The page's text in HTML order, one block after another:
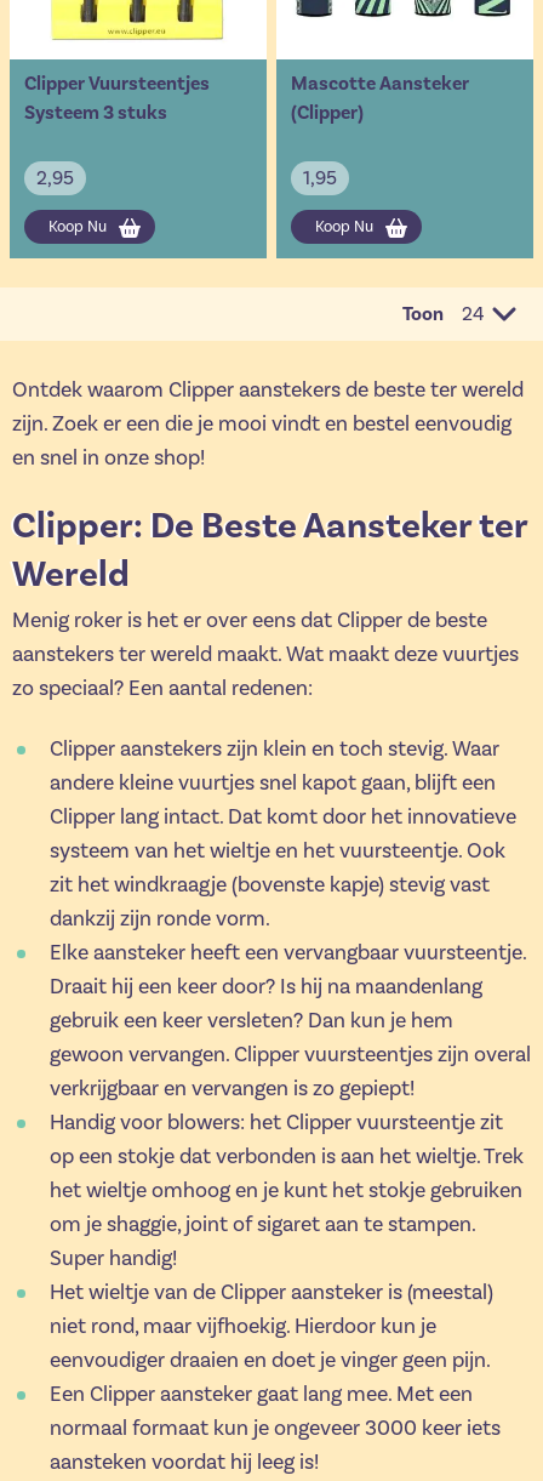
Clipper Vuursteentjes
Systeem 3 stuks
2,95
Koop Nu
Mascotte Aansteker
(Clipper)
1,95
Koop Nu
Toon
per
Ontdek waarom Clipper aanstekers de beste ter wereld
zijn. Zoek er een die je mooi vindt en bestel eenvoudig
en snel in onze shop!
Clipper: De Beste Aansteker ter
Wereld
Menig roker is het er over eens dat Clipper de beste
aanstekers ter wereld maakt. Wat maakt deze vuurtjes
zo speciaal? Een aantal redenen:
Clipper aanstekers zijn klein en toch stevig. Waar
andere kleine vuurtjes snel kapot gaan, blijft een
Clipper lang intact. Dat komt door het innovatieve
systeem van het wieltje en het vuursteentje. Ook
zit het windkraagje (bovenste kapje) stevig vast
dankzij zijn ronde vorm.
Elke aansteker heeft een vervangbaar vuursteentje.
Draait hij een keer door? Is hij na maandenlang
gebruik een keer versleten? Dan kun je hem
gewoon vervangen. Clipper vuursteentjes zijn overal
verkrijgbaar en vervangen is zo gepiept!
Handig voor blowers: het Clipper vuursteentje zit
op een stokje dat verbonden is aan het wieltje. Trek
het wieltje omhoog en je kunt het stokje gebruiken
om je shaggie, joint of sigaret aan te stampen.
Super handig!
Het wieltje van de Clipper aansteker is (meestal)
niet rond, maar vijfhoekig. Hierdoor kun je
eenvoudiger draaien en doet je vinger geen pijn.
Een Clipper aansteker gaat lang mee. Met een
normaal formaat kun je ongeveer 3000 keer iets
aansteken voordat hij leeg is!